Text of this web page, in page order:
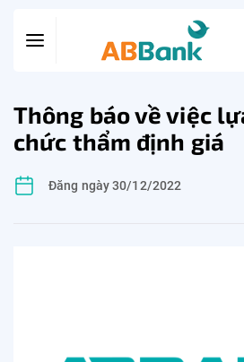
Thông báo về việc
chức thẩm định giá
Đăng ngày 30/12/2022